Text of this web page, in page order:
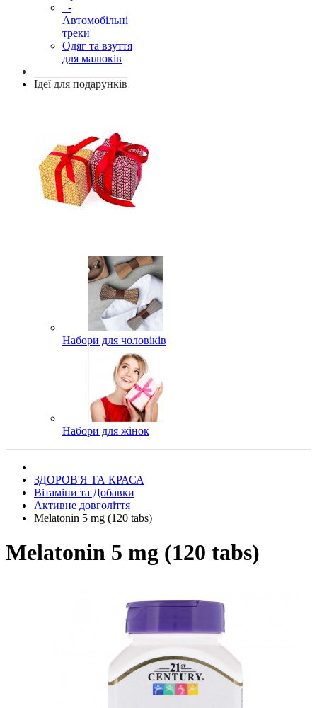
-
Автомобільні
треки
Одяг та взуття
для малюків
Ідеї для подарунків
Набори для чоловіків
Набори для жінок
ЗДОРОВ'Я ТА КРАСА
Вітаміни та Добавки
Активне довголіття
Melatonin 5 mg (120 tabs)
Melatonin 5 mg (120 tabs)